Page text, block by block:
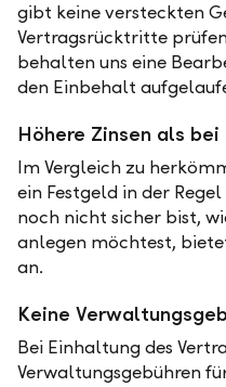
gibt keine versteckten
Vertragsrücktritte
behalten uns eine
den Einbehalt
Höhere Zinsen als
Im Vergleich zu
ein Festgeld in der
noch nicht sicher bist,
anlegen möchtest,
an.
Keine
Bei Einhaltung des
Verwaltungsgebühren